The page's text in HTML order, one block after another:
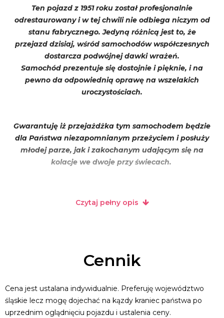
Ten pojazd z 1951 roku został profesjonalnie
odrestaurowany i w tej chwili nie odbiega niczym od
stanu fabrycznego. Jedyną różnicą jest to, że
przejazd dzisiaj, wśród samochodów współczesnych
dostarcza podwójnej dawki wrażeń.
Samochód prezentuje się dostojnie i pięknie, i na
pewno da odpowiednią oprawę na wszelakich
uroczystościach.
Gwarantuję iż przejażdżka tym samochodem będzie
dla Państwa niezapomnianym przeżyciem i posłuży
młodej parze, jak i zakochanym udającym się na
kolacje we dwoje przy świecach.
terminy. Cena wynajmu zależy od czasu wynajęcia,
Ślubne,
Czytaj pełny opis
Cennik
Cena jest ustalana indywidualnie. Preferuję województwo
śląskie lecz mogę dojechać na kązdy kraniec państwa po
uprzednim oglądnięciu pojazdu i ustalenia ceny.